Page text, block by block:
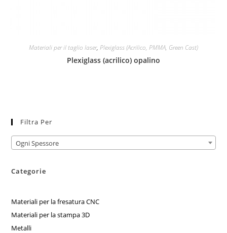
Materiali per il taglio laser, Plexiglass (Acrilico, PMMA, Green Cast)
Plexiglass (acrilico) opalino
Filtra Per
Ogni Spessore
Categorie
Materiali per la fresatura CNC
Materiali per la stampa 3D
Metalli